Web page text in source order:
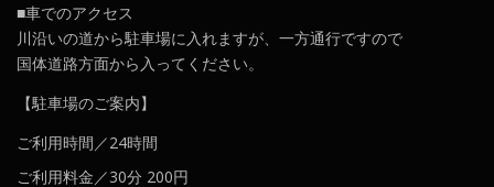
■車でのアクセス
川沿いの道から駐車場に入れますが、一方通行ですので
国体道路方面から入ってください。
【駐車場のご案内】
ご利用時間／24時間
ご利用料金／30分 200円